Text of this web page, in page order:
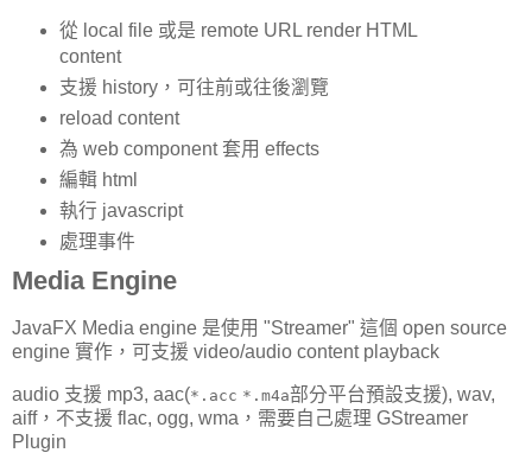
從 local file 或是 remote URL render HTML
content
支援 history，可往前或往後瀏覽
reload content
為 web component 套用 effects
編輯 html
執行 javascript
處理事件
Media Engine
JavaFX Media engine 是使用 "Streamer" 這個 open source
engine 實作，可支援 video/audio content playback
audio 支援 mp3, aac(*.acc *.m4a部分平台預設支援), wav,
aiff，不支援 flac, ogg, wma，需要自己處理 GStreamer
Plugin